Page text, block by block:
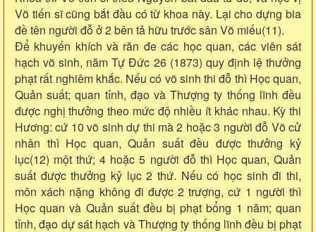
Võ tiến sĩ cũng bắt đầu có từ khoa này. Lại cho dựng bia
đề tên người đỗ ở 2 bên tả hữu trước sân Võ miếu(11).
Để khuyến khích và răn đe các học quan, các viên sát
hạch võ sinh, năm Tự Đức 26 (1873) quy định lệ thưởng
phạt rất nghiêm khắc. Nếu có võ sinh thi đỗ thì Học quan,
Quản suất; quan tỉnh, đạo và Thượng ty thống lĩnh đều
được nghị thưởng theo mức độ nhiều ít khác nhau. Kỳ thi
Hương: cứ 10 võ sinh dự thi mà 2 hoặc 3 người đỗ Võ cử
nhân thì Học quan, Quản suất đều được thưởng kỷ
lục(12) một thứ; 4 hoặc 5 người đỗ thì Học quan, Quản
suất được thưởng kỷ lục 2 thứ. Nếu có học sinh đi thi,
môn xách nặng không đi được 2 trượng, cứ 1 người thì
Học quan và Quản suất đều bị phạt bổng 1 năm; quan
tỉnh, đạo dự sát hạch và Thượng ty thống lĩnh đều bị phạt